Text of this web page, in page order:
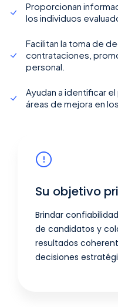
Proporcionan
los individuos
Facilitan la toma de
contrataciones,
personal.
Ayudan a identificar
áreas de mejora en
Su objetivo
Brindar
de candidatos y
resultados
decisiones